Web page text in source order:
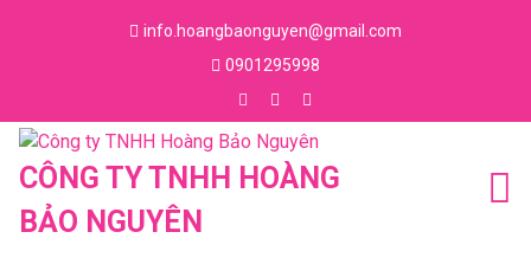
info.hoangbaonguyen@gmail.com
0901295998
Number
Facebook
Instagram
Youtube
CÔNG TY TNHH HOÀNG
BẢO NGUYÊN